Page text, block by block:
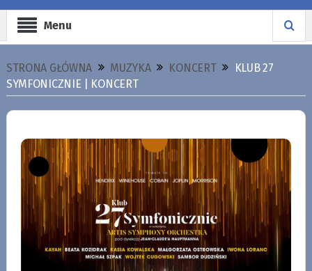
Menu
STRONA GŁÓWNA MUZYKA KONCERT
KLUB 27
SYMFONICZNIE | KONCERT